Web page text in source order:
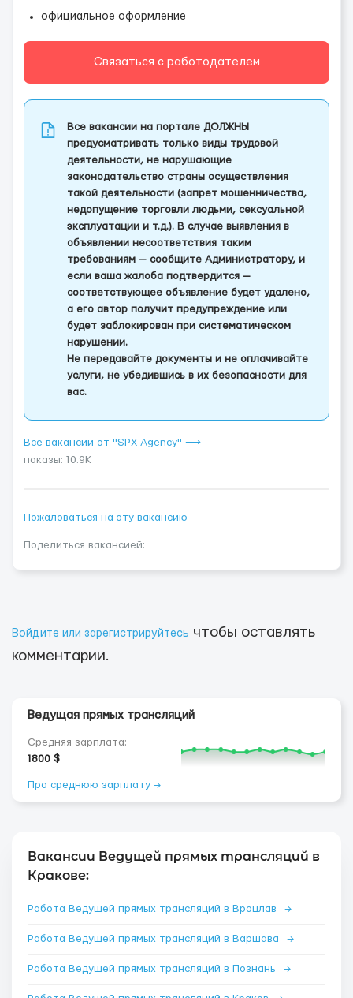
официальное оформление
Связаться с работодателем
Все вакансии на портале ДОЛЖНЫ
предусматривать только виды трудовой
деятельности, не нарушающие
законодательство страны осуществления
такой деятельности (запрет мошенничества,
недопущение торговли людьми, сексуальной
эксплуатации и т.д.). В случае выявления в
объявлении несоответствия таким
требованиям — сообщите Администратору, и
если ваша жалоба подтвердится —
соответствующее объявление будет удалено,
а его автор получит предупреждение или
будет заблокирован при систематическом
нарушении.
Не передавайте документы и не оплачивайте
услуги, не убедившись в их безопасности для
вас.
Все вакансии от "SPX Agency" ⟶
показы: 10.9K
Пожаловаться на эту вакансию
Поделиться вакансией:
Войдите или зарегистрируйтесь чтобы оставлять
комментарии.
Ведущая прямых трансляций
Средняя зарплата:
1800 $
Про среднюю зарплату →
Вакансии Ведущей прямых трансляций в
Кракове:
Работа Ведущей прямых трансляций в Вроцлав →
Работа Ведущей прямых трансляций в Варшава →
Работа Ведущей прямых трансляций в Познань →